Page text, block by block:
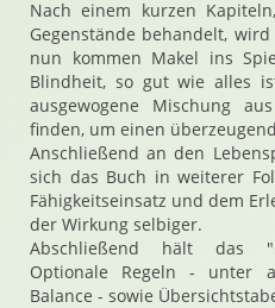
Nach einem kurzen
Gegenstände behandelt,
nun kommen Makel ins
Blindheit, so gut wie alles
ausgewogene Mischung
finden, um einen
Anschließend an den
sich das Buch in weiterer
Fähigkeitseinsatz und dem
der Wirkung selbiger.
Abschließend hält das
Optionale Regeln - unter
Balance - sowie